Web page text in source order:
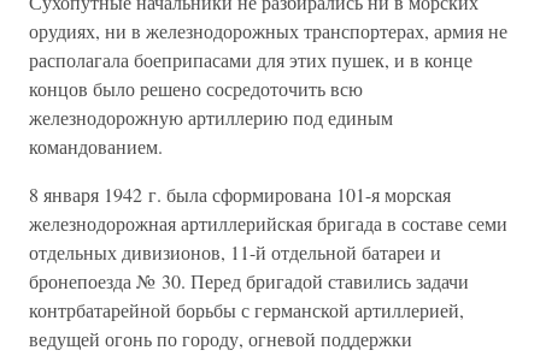
орудиях, ни в железнодорожных транспортерах, армия не
располагала боеприпасами для этих пушек, и в конце
концов было решено сосредоточить всю
железнодорожную артиллерию под единым
командованием.
8 января 1942 г. была сформирована 101-я морская
железнодорожная артиллерийская бригада в составе семи
отдельных дивизионов, 11-й отдельной батареи и
бронепоезда № 30. Перед бригадой ставились задачи
контрбатарейной борьбы с германской артиллерией,
ведущей огонь по городу, огневой поддержки